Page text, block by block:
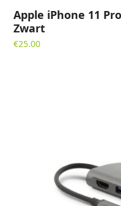
Apple iPhone 11
Zwart
€25.00